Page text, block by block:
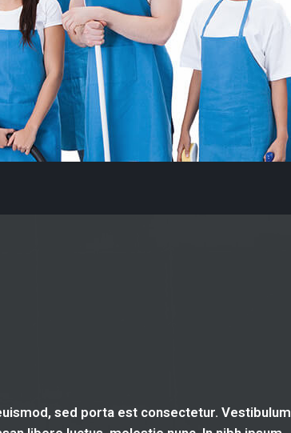
sed porta est consectetur. Vestibulum